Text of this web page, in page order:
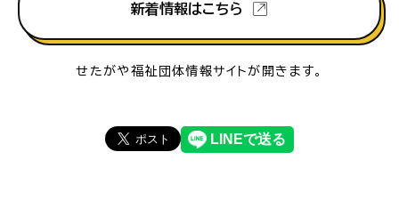
新着情報はこちら
せたがや福祉団体情報サイトが開きます。